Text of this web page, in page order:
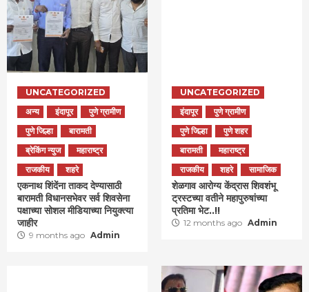
UNCATEGORIZED
अन्य
इंदापूर
पुणे ग्रामीण
पुणे जिल्हा
बारामती
ब्रेकिंग न्युज
महाराष्ट्र
राजकीय
शहरे
एकनाथ शिंदेंना ताकद देण्यासाठी
बारामती विधानसभेवर सर्व शिवसेना
पक्षाच्या सोशल मीडियाच्या नियुक्त्या
जाहीर
9 months ago Admin
UNCATEGORIZED
इंदापूर
पुणे ग्रामीण
पुणे जिल्हा
पुणे शहर
बारामती
महाराष्ट्र
राजकीय
शहरे सामाजिक
शेळगाव आरोग्य केंद्रास शिवशंभू
ट्रस्टच्या वतीने महापुरुषांच्या
प्रतिमा भेट..!!
12 months ago Admin